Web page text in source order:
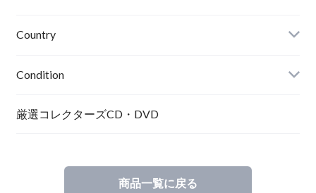
Country
Condition
厳選コレクターズCD・DVD
商品一覧に戻る